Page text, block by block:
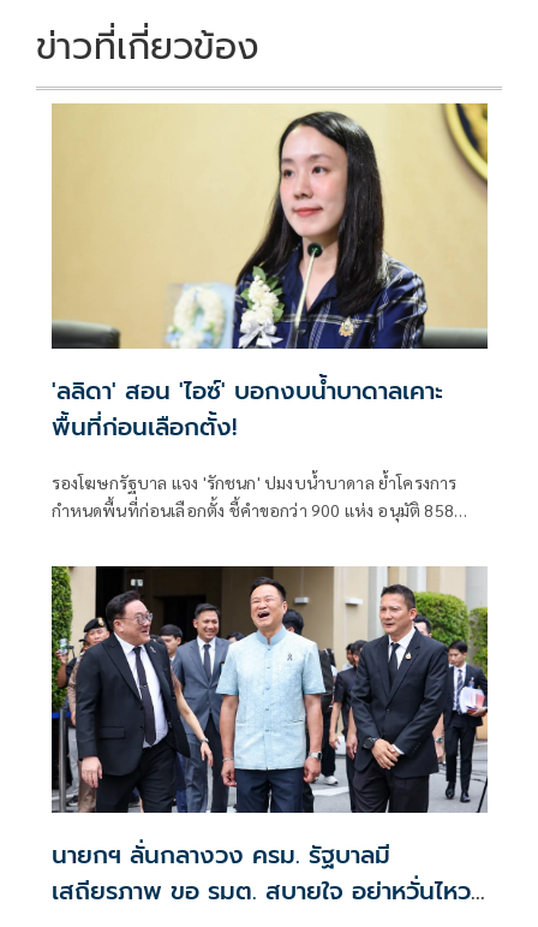
ข่าวที่เกี่ยวข้อง
'ลลิดา' สอน 'ไอซ์' บอกงบน้ำบาดาลเคาะ
พื้นที่ก่อนเลือกตั้ง!
รองโฆษกรัฐบาล แจง 'รักชนก' ปมงบน้ำบาดาล ย้ำโครงการ
กำหนดพื้นที่ก่อนเลือกตั้ง ชี้คำขอกว่า 900 แห่ง อนุมัติ 858
นายกฯ ลั่นกลางวง ครม. รัฐบาลมี
เสถียรภาพ ขอ รมต. สบายใจ อย่าหวั่นไหว